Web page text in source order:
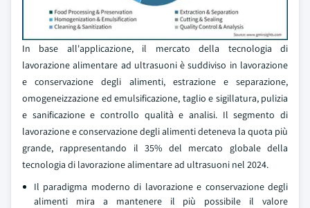
In base all'applicazione, il mercato della tecnologia di
lavorazione alimentare ad ultrasuoni è suddiviso in lavorazione
e conservazione degli alimenti, estrazione e separazione,
omogeneizzazione ed emulsificazione, taglio e sigillatura, pulizia
e sanificazione e controllo qualità e analisi. Il segmento di
lavorazione e conservazione degli alimenti deteneva la quota più
grande, rappresentando il 35% del mercato globale della
tecnologia di lavorazione alimentare ad ultrasuoni nel 2024.
Il paradigma moderno di lavorazione e conservazione degli
alimenti mira a mantenere il più possibile il valore